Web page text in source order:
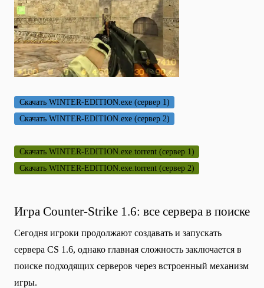
Скачать WINTER-EDITION.exe (сервер 1)
Скачать WINTER-EDITION.exe (сервер 2)
Скачать WINTER-EDITION.exe.torrent (сервер 1)
Скачать WINTER-EDITION.exe.torrent (сервер 2)
Игра Counter-Strike 1.6: все сервера в поиске
Сегодня игроки продолжают создавать и запускать
сервера CS 1.6, однако главная сложность заключается в
поиске подходящих серверов через встроенный механизм
игры.